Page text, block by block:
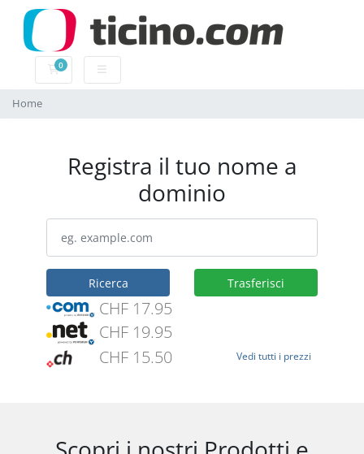
0
Carrello
Home
Registra il tuo nome a
dominio
Ricerca Trasferisci
CHF 17.95
CHF 19.95
CHF 15.50
Vedi tutti i prezzi